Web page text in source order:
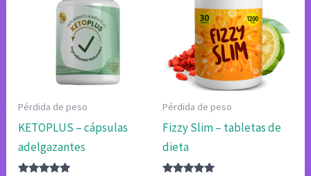
Pérdida de peso
KETOPLUS – cápsulas
adelgazantes
Pérdida de peso
Fizzy Slim – tabletas de
dieta